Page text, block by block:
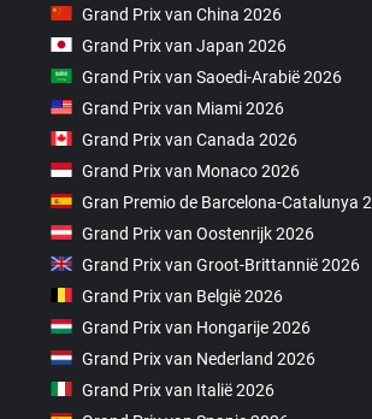
Grand Prix van China 2026
Grand Prix van Japan 2026
Grand Prix van Saoedi-Arabië 2026
Grand Prix van Miami 2026
Grand Prix van Canada 2026
Grand Prix van Monaco 2026
Gran Premio de Barcelona-Catalunya
Grand Prix van Oostenrijk 2026
Grand Prix van Groot-Brittannië 2026
Grand Prix van België 2026
Grand Prix van Hongarije 2026
Grand Prix van Nederland 2026
Grand Prix van Italië 2026